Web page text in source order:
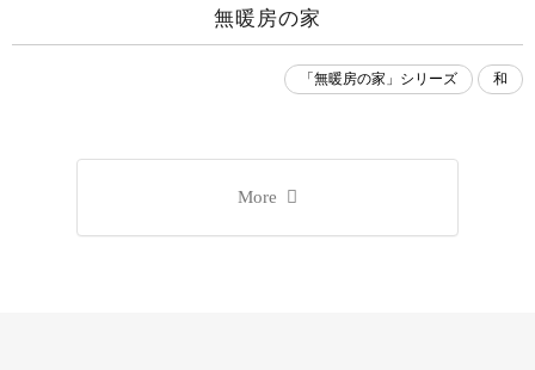
無暖房の家
「無暖房の家」シリーズ 和
More